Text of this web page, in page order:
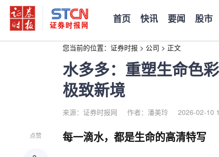
首页 快讯 要闻 股市
您当前的位置： 证券时报 > 公司 > 正文
水多多：重塑生命色
极致新境
来源：证券时报网 作者：潘美玲 2026-02-10
点赞 每一滴水，都是生命的高清特写